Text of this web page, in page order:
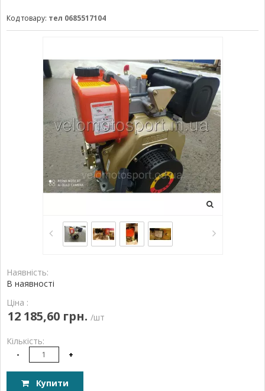
Код товару: тел 0685517104
Наявність:
В наявності
Ціна :
12 185,60 грн. /шт
Кількість:
- +
Купити